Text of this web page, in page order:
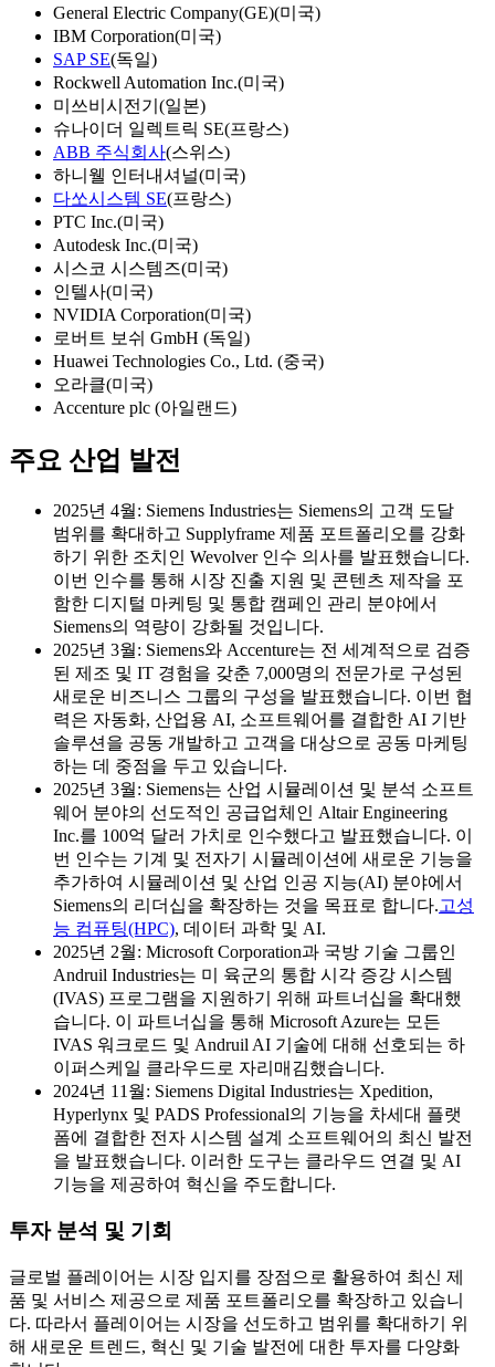
General Electric Company(GE)(미국)
IBM Corporation(미국)
SAP SE(독일)
Rockwell Automation Inc.(미국)
미쓰비시전기(일본)
슈나이더 일렉트릭 SE(프랑스)
ABB 주식회사(스위스)
하니웰 인터내셔널(미국)
다쏘시스템 SE(프랑스)
PTC Inc.(미국)
Autodesk Inc.(미국)
시스코 시스템즈(미국)
인텔사(미국)
NVIDIA Corporation(미국)
로버트 보쉬 GmbH (독일)
Huawei Technologies Co., Ltd. (중국)
오라클(미국)
Accenture plc (아일랜드)
주요 산업 발전
2025년 4월: Siemens Industries는 Siemens의 고객 도달
범위를 확대하고 Supplyframe 제품 포트폴리오를 강화
하기 위한 조치인 Wevolver 인수 의사를 발표했습니다.
이번 인수를 통해 시장 진출 지원 및 콘텐츠 제작을 포
함한 디지털 마케팅 및 통합 캠페인 관리 분야에서
Siemens의 역량이 강화될 것입니다.
2025년 3월: Siemens와 Accenture는 전 세계적으로 검증
된 제조 및 IT 경험을 갖춘 7,000명의 전문가로 구성된
새로운 비즈니스 그룹의 구성을 발표했습니다. 이번 협
력은 자동화, 산업용 AI, 소프트웨어를 결합한 AI 기반
솔루션을 공동 개발하고 고객을 대상으로 공동 마케팅
하는 데 중점을 두고 있습니다.
2025년 3월: Siemens는 산업 시뮬레이션 및 분석 소프트
웨어 분야의 선도적인 공급업체인 Altair Engineering
Inc.를 100억 달러 가치로 인수했다고 발표했습니다. 이
번 인수는 기계 및 전자기 시뮬레이션에 새로운 기능을
추가하여 시뮬레이션 및 산업 인공 지능(AI) 분야에서
Siemens의 리더십을 확장하는 것을 목표로 합니다.고성
능 컴퓨팅(HPC), 데이터 과학 및 AI.
2025년 2월: Microsoft Corporation과 국방 기술 그룹인
Andruil Industries는 미 육군의 통합 시각 증강 시스템
(IVAS) 프로그램을 지원하기 위해 파트너십을 확대했
습니다. 이 파트너십을 통해 Microsoft Azure는 모든
IVAS 워크로드 및 Andruil AI 기술에 대해 선호되는 하
이퍼스케일 클라우드로 자리매김했습니다.
2024년 11월: Siemens Digital Industries는 Xpedition,
Hyperlynx 및 PADS Professional의 기능을 차세대 플랫
폼에 결합한 전자 시스템 설계 소프트웨어의 최신 발전
을 발표했습니다. 이러한 도구는 클라우드 연결 및 AI
기능을 제공하여 혁신을 주도합니다.
투자 분석 및 기회
글로벌 플레이어는 시장 입지를 장점으로 활용하여 최신 제
품 및 서비스 제공으로 제품 포트폴리오를 확장하고 있습니
다. 따라서 플레이어는 시장을 선도하고 범위를 확대하기 위
해 새로운 트렌드, 혁신 및 기술 발전에 대한 투자를 다양화